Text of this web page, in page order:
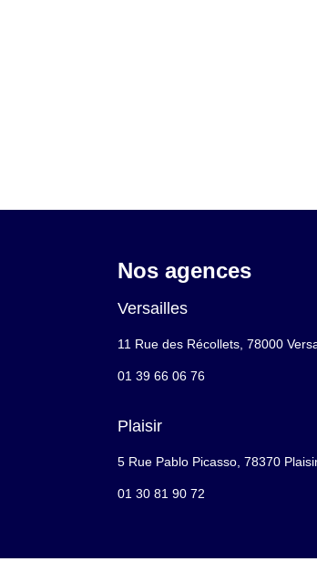
Nos agences
Versailles
11 Rue des Récollets, 78000
01 39 66 06 76
Plaisir
5 Rue Pablo Picasso, 78370
01 30 81 90 72